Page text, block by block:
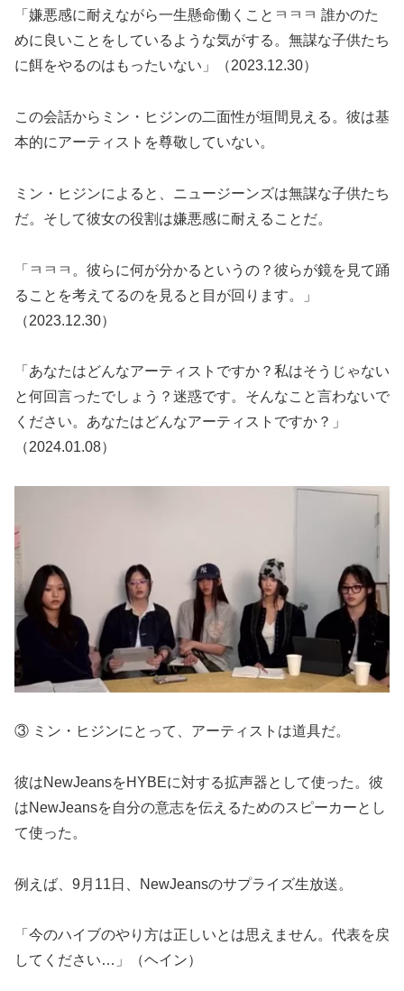
「嫌悪感に耐えながら一生懸命働くことㅋㅋㅋ 誰かのた
めに良いことをしているような気がする。無謀な子供たち
に餌をやるのはもったいない」（2023.12.30）
この会話からミン・ヒジンの二面性が垣間見える。彼は基
本的にアーティストを尊敬していない。
ミン・ヒジンによると、ニュージーンズは無謀な子供たち
だ。そして彼女の役割は嫌悪感に耐えることだ。
「ㅋㅋㅋ。彼らに何が分かるというの？彼らが鏡を見て踊
ることを考えてるのを見ると目が回ります。」
（2023.12.30）
「あなたはどんなアーティストですか？私はそうじゃない
と何回言ったでしょう？迷惑です。そんなこと言わないで
ください。あなたはどんなアーティストですか？」
（2024.01.08）
③ ミン・ヒジンにとって、アーティストは道具だ。
彼はNewJeansをHYBEに対する拡声器として使った。彼
はNewJeansを自分の意志を伝えるためのスピーカーとし
て使った。
例えば、9月11日、NewJeansのサプライズ生放送。
「今のハイブのやり方は正しいとは思えません。代表を戻
してください…」（ヘイン）